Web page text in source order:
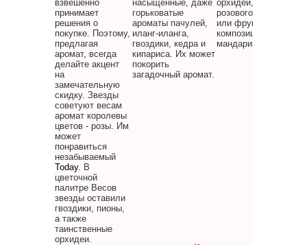
взвешенно
принимает
решения о
покупке. Поэтому,
предлагая
аромат, всегда
делайте акцент
на
замечательную
скидку. Звезды
советуют весам
аромат королевы
цветов - розы. Им
может
понравиться
незабываемый
Today. В
цветочной
палитре Весов
звезды оставили
гвоздики, пионы,
а также
таинственные
орхидеи.
насыщенные, даже
горьковатые
ароматы пачулей,
иланг-иланга,
гвоздики, кедра и
кипариса. Их может
покорить
загадочный аромат.
орхидеи, лаванды,
розового дерева,
или фруктовые
композиции
мандарина.